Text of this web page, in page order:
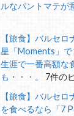
ルなパントマテが
【旅食】バルセ
星「Moments」で
生涯で一番高額な
も・・・。
7件の
【旅食】バルセ
を食べるなら「7